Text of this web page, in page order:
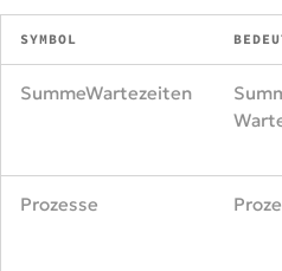
SYMBOL
SummeWartezeiten
Prozesse